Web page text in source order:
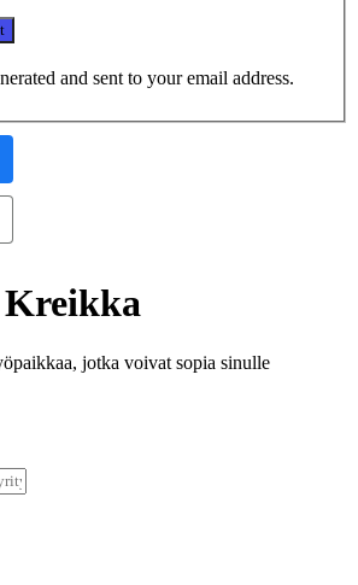
and sent to your email address.
jotka voivat sopia sinulle